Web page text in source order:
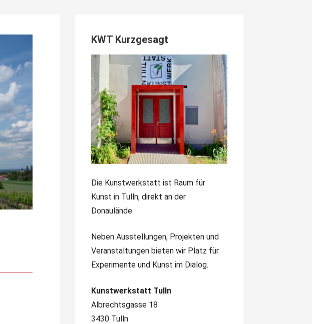
KWT Kurzgesagt
Die Kunstwerkstatt ist Raum für
Kunst in Tulln, direkt an der
Donaulände.
Neben Ausstellungen, Projekten und
Veranstaltungen bieten wir Platz für
Experimente und Kunst im Dialog.
Kunstwerkstatt Tulln
Albrechtsgasse 18
3430 Tulln